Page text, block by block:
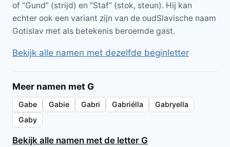
of “Gund” (strijd) en “Staf” (stok, steun). Hij kan
echter ook een variant zijn van de oudSlavische naam
Gotislav met als betekenis beroemde gast.
Bekijk alle namen met dezelfde beginletter
Meer namen met G
Gabe Gabie Gabri Gabriélla
Gabryella
Gaby
Bekijk alle namen met de letter G